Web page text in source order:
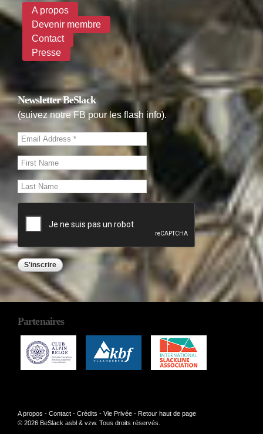
A propos
Devenir membre
Contact
Presse
Newsletter BeSlack
(suivez notre FB pour les flash info).
Partenaires
A propos - Contact - Crédits - Vie Privée - Retour haut de page
© 2026 BeSlack asbl & vzw. Tous droits réservés.